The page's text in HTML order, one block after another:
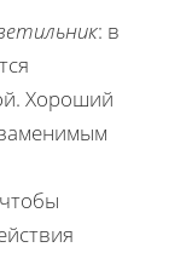
: в
Хороший